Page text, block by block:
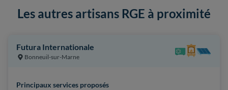
Les autres artisans RGE à proximité
Futura Internationale
Bonneuil-sur-Marne
Principaux services proposés